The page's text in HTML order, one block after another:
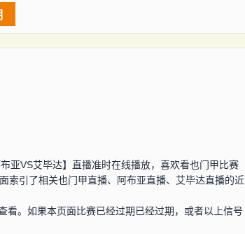
亚VS艾毕达】直播准时在线播放，喜欢看也门甲比赛
索引了相关也门甲直播、阿布亚直播、艾毕达直播的近
看。如果本页面比赛已经过期已经过期，或者以上信号